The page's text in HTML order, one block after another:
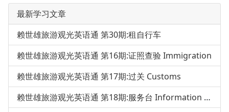
最新学习文章
赖世雄旅游观光英语通 第30期:租自行车
赖世雄旅游观光英语通 第16期:证照查验 Immigration
赖世雄旅游观光英语通 第17期:过关 Customs
赖世雄旅游观光英语通 第18期:服务台 Information Desk